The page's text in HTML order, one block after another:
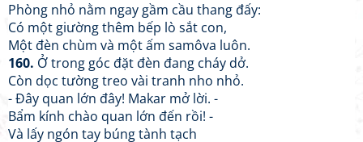
Phòng nhỏ nằm ngay gầm cầu thang đấy:
Có một giường thêm bếp lò sắt con,
Một đèn chùm và một ấm samôva luôn.
160. Ở trong góc đặt đèn đang cháy dở.
Còn dọc tường treo vài tranh nho nhỏ.
- Đây quan lớn đây! Makar mở lời. -
Bẩm kính chào quan lớn đến rồi! -
Và lấy ngón tay búng tành tạch